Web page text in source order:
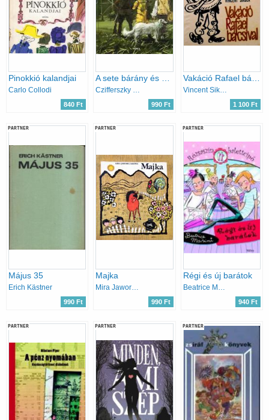
Pinokkió kalandjai
Carlo Collodi
840 Ft 990 Ft
Vincent Sikula
1 100 Ft
PARTNER
Május 35
Erich Kästner
990 Ft
PARTNER
Majka
Mira Jaworczakowa
990 Ft
PARTNER
Régi és új barátok
Beatrice Masini
940 Ft
PARTNER PARTNER PARTNER